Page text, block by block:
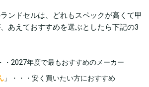
ンドセルは、どれもスペックが高くて甲
あえておすすめを選ぶとしたら下記の3
・2027年度で最もおすすめのメーカー
」・・・安く買いたい方におすすめ